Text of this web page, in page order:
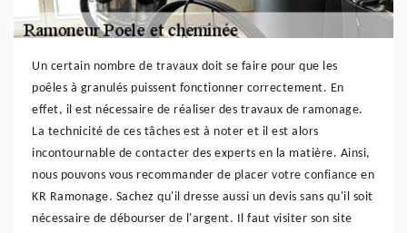
Un certain nombre de travaux doit se faire pour que les
poêles à granulés puissent fonctionner correctement. En
effet, il est nécessaire de réaliser des travaux de ramonage.
La technicité de ces tâches est à noter et il est alors
incontournable de contacter des experts en la matière. Ainsi,
nous pouvons vous recommander de placer votre confiance en
KR Ramonage. Sachez qu'il dresse aussi un devis sans qu'il soit
nécessaire de débourser de l'argent. Il faut visiter son site